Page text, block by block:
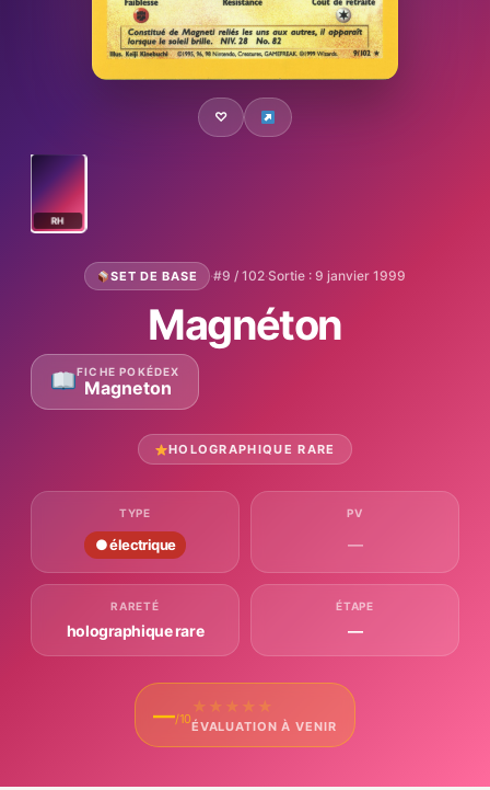
♡
RH
SET DE BASE ·#9 / 102·Sortie : 9 janvier 1999
Magnéton
FICHE POKÉDEX
Magneton
HOLOGRAPHIQUE RARE
TYPE
● électrique
PV
—
RARETÉ
holographique rare
ÉTAPE
—
—/10
★ ★ ★ ★ ★
ÉVALUATION À VENIR